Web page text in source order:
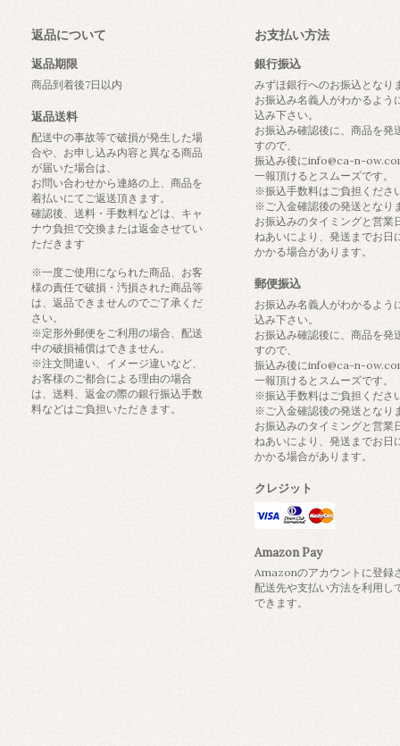
返品について
返品期限
商品到着後7日以内
返品送料
配送中の事故等で破損が発生した場
合や、お申し込み内容と異なる商品
が届いた場合は、
お問い合わせから連絡の上、商品を
着払いにてご返送頂きます。
確認後、送料・手数料などは、キャ
ナウ負担で交換または返金させてい
ただきます
※一度ご使用になられた商品、お客
様の責任で破損・汚損された商品等
は、返品できませんのでご了承くだ
さい。
※定形外郵便をご利用の場合、配送
中の破損補償はできません。
※注文間違い、イメージ違いなど、
お客様のご都合による理由の場合
は、送料、返金の際の銀行振込手数
料などはご負担いただきます。
お支払い方法
銀行振込
みずほ銀行へのお振込となり
お振込み名義人がわかるよう
込み下さい。
お振込み確認後に、商品を発
すので、
振込み後にinfo@ca-n-
一報頂けるとスムーズです。
※振込手数料はご負担くださ
※ご入金確認後の発送となり
お振込みのタイミングと営業
ねあいにより、発送までお日
かかる場合があります。
郵便振込
お振込み名義人がわかるよう
込み下さい。
お振込み確認後に、商品を発
すので、
振込み後にinfo@ca-n-
一報頂けるとスムーズです。
※振込手数料はご負担くださ
※ご入金確認後の発送となり
お振込みのタイミングと営業
ねあいにより、発送までお日
かかる場合があります。
クレジット
Amazon Pay
Amazonのアカウントに登録
配送先や支払い方法を利用し
できます。